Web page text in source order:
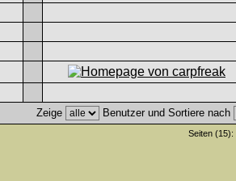
Zeige
Benutzer und Sortiere nach
Seiten (15):